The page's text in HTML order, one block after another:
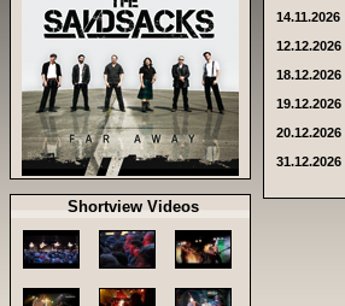
Shortview Videos
14.11.2026
12.12.2026
18.12.2026
19.12.2026
20.12.2026
31.12.2026